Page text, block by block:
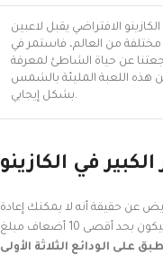
الافتراضي يقبل لاعبين
مختلفة من العالم، فاستمر في
عن حياة الشاطئ لمعرفة
هذه اللعبة المليئة بالشمس
بشكل إيجابي.
في الكازينو
عن حقيقة أنه لا يمكنك إعادة
تشغيلها مرة أخرى، وتشمل هذه جميع أفضل المفضلة مثل فيزا . من المهم أن تضع في اعتبارك أن العائد سيكون بحد أقصى 10 أضعاف مبلغ